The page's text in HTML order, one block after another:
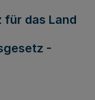
das Land
-